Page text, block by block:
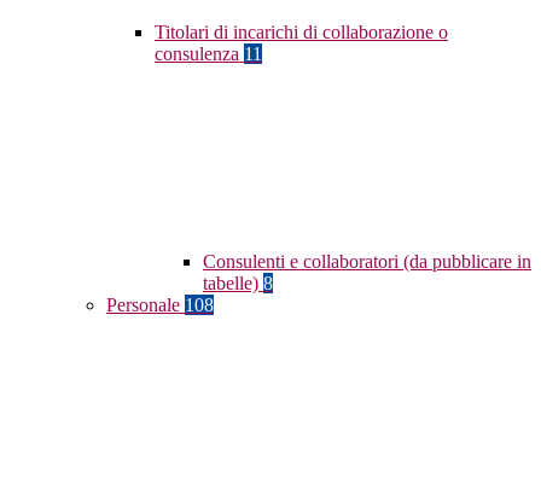
Titolari di incarichi di collaborazione o
consulenza 11
Consulenti e collaboratori (da pubblicare in
tabelle) 8
Personale 108